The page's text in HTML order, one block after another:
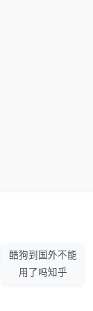
酷狗到国外不能
用了吗知乎